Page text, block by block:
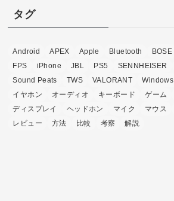
(4)
タグ
Android APEX Apple Bluetooth BOSE
FPS
iPhone JBL PS5 SENNHEISER
Sound Peats
TWS VALORANT Windows
イヤホン
オーディオ キーボード ゲーム
ディスプレイ
ヘッドホン マイク マウス
レビュー
方法 比較 考察 解説